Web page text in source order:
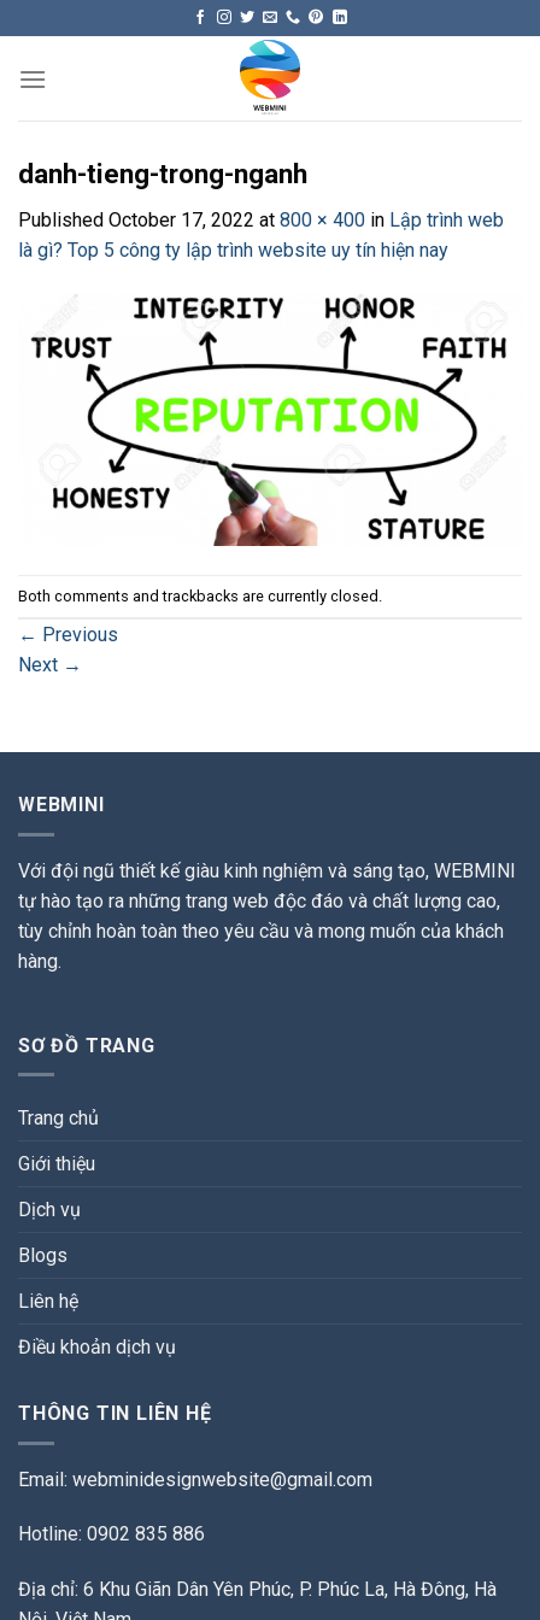
content
danh-tieng-trong-nganh
Published October 17, 2022 at 800 × 400 in Lập trình web
là gì? Top 5 công ty lập trình website uy tín hiện nay
Both comments and trackbacks are currently closed.
← Previous
Next →
WEBMINI
Với đội ngũ thiết kế giàu kinh nghiệm và sáng tạo, WEBMINI
tự hào tạo ra những trang web độc đáo và chất lượng cao,
tùy chỉnh hoàn toàn theo yêu cầu và mong muốn của khách
hàng.
SƠ ĐỒ TRANG
Trang chủ
Giới thiệu
Dịch vụ
Blogs
Liên hệ
Điều khoản dịch vụ
THÔNG TIN LIÊN HỆ
Email: webminidesignwebsite@gmail.com
Hotline: 0902 835 886
Địa chỉ: 6 Khu Giãn Dân Yên Phúc, P. Phúc La, Hà Đông, Hà